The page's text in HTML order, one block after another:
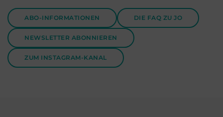
ABO-INFORMATIONEN DIE FAQ ZU JO
NEWSLETTER ABONNIEREN
ZUM INSTAGRAM-KANAL